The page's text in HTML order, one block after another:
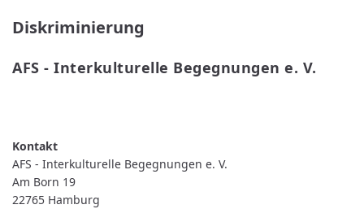
Diskriminierung
AFS - Interkulturelle Begegnungen e. V.
BEGEGNUNGEN
E.
AFS - Interkulturelle Begegnungen e. V.
Am Born 19
22765 Hamburg